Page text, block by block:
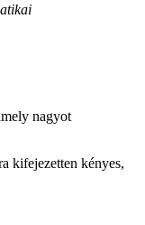
nagyot
kifejezetten kényes,